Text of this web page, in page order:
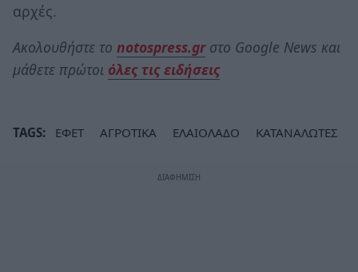
αρχές.
Ακολουθήστε το notospress.grστο Google News και
μάθετε πρώτοι όλες τις ειδήσεις
TAGS: ΕΦΕΤ ΑΓΡΟΤΙΚΑ ΕΛΑΙΟΛΑΔΟ ΚΑΤΑΝΑΛΩΤΕΣ